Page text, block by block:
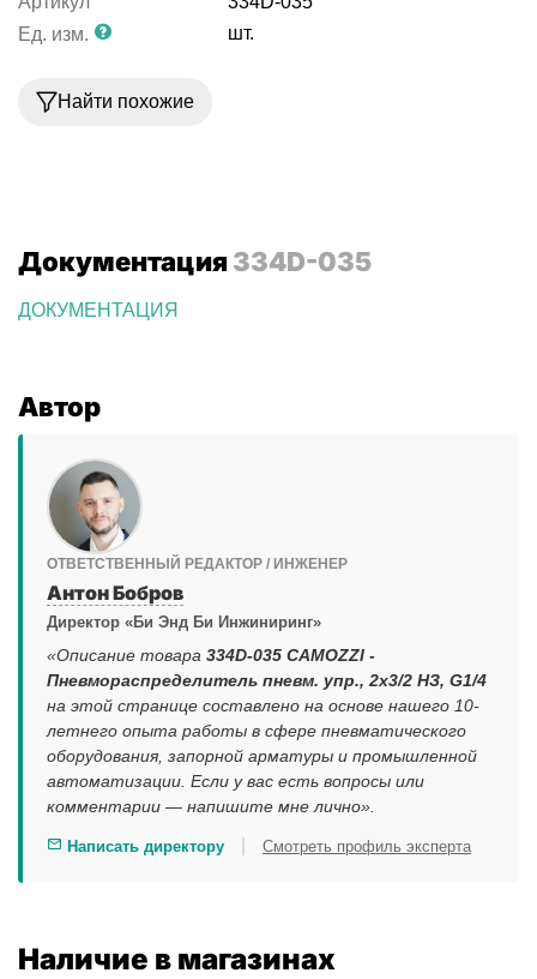
Ед. изм.
шт.
Найти похожие
Документация 334D-035
ДОКУМЕНТАЦИЯ
Автор
ОТВЕТСТВЕННЫЙ РЕДАКТОР / ИНЖЕНЕР
Антон Бобров
Директор «Би Энд Би Инжиниринг»
«Описание товара 334D-035 CAMOZZI -
Пневмораспределитель пневм. упр., 2x3/2 НЗ, G1/4
на этой странице составлено на основе нашего 10-
летнего опыта работы в сфере пневматического
оборудования, запорной арматуры и промышленной
автоматизации. Если у вас есть вопросы или
комментарии — напишите мне лично».
Написать директору Смотреть профиль эксперта
Наличие в магазинах